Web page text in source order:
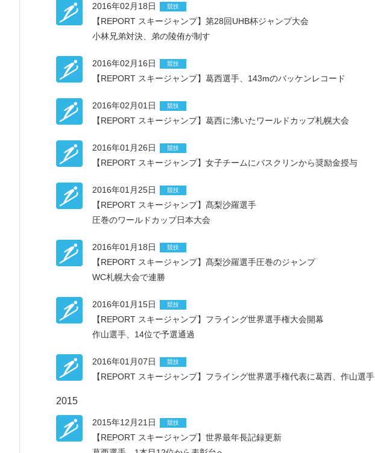
2016年02月18日 競技
【REPORT スキージャンプ】第28回UHB杯ジャンプ大会
小林兄弟対決、弟の陵侑が制す
2016年02月16日 競技
【REPORT スキージャンプ】葛西選手、143mのバッケンレコード
2016年02月01日 競技
【REPORT スキージャンプ】葛西に沸いたワールドカップ札幌大会
2016年01月26日 競技
【REPORT スキージャンプ】女子チームにバスクリンから奨励金授与
2016年01月25日 競技
【REPORT スキージャンプ】髙梨沙羅選手
圧巻のワールドカップ日本大会
2016年01月18日 競技
【REPORT スキージャンプ】髙梨沙羅選手圧巻のジャンプ
WC札幌大会で連勝
2016年01月15日 競技
【REPORT スキージャンプ】フライング世界選手権大会開幕
作山選手、14位で予選通過
2016年01月07日 競技
【REPORT スキージャンプ】フライング世界選手権代表に葛西、作山選手
2015
2015年12月21日 競技
【REPORT スキージャンプ】世界最年長記録更新